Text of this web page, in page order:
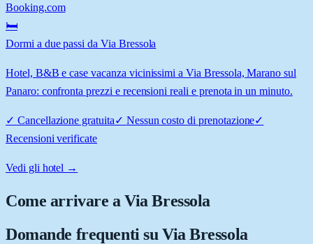
Booking.com
🛏️
Dormi a due passi da Via Bressola
Hotel, B&B e case vacanza vicinissimi a Via Bressola, Marano sul
Panaro: confronta prezzi e recensioni reali e prenota in un minuto.
✓ Cancellazione gratuita✓ Nessun costo di prenotazione✓
Recensioni verificate
Vedi gli hotel →
Come arrivare aVia Bressola
Domande frequenti su Via Bressola